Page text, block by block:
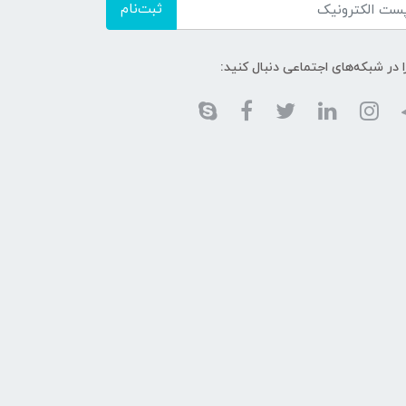
ثبت‌نام
در شبکه‌های اجتماعی دنبال کنید: